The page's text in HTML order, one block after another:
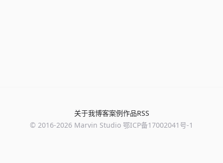
关于我博客案例作品RSS
© 2016-2026 Marvin Studio 鄂ICP备17002041号-1